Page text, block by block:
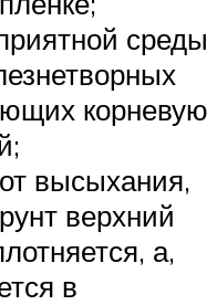
среды
корневую
высыхания,
верхний
а,
в